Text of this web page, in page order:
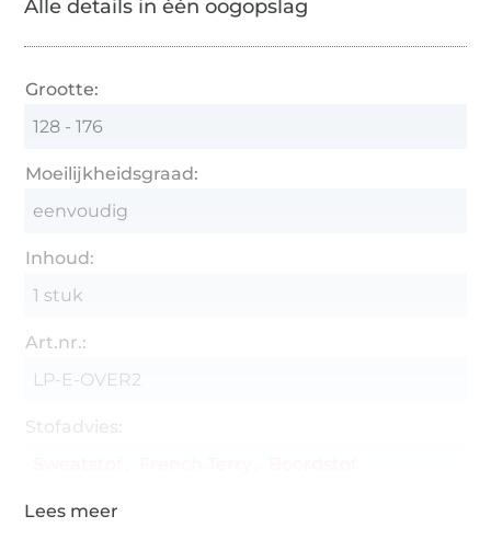
Alle details in één oogopslag
Grootte:
128 - 176
Moeilijkheidsgraad:
eenvoudig
Inhoud:
1 stuk
Art.nr.:
LP-E-OVER2
Stofadvies: